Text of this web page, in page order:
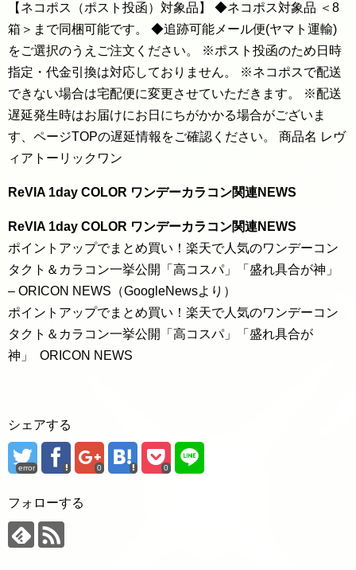
【ネコポス（ポスト投函）対象品】 ◆ネコポス対象品 ＜8
箱＞まで同梱可能です。 ◆追跡可能メール便(ヤマト運輸)
をご選択のうえご注文ください。 ※ポスト投函のため日時
指定・代金引換は対応しておりません。 ※ネコポスで配送
できない場合は宅配便に変更させていただきます。 ※配送
遅延発生時はお届けにお日にちがかかる場合がございま
す、ページTOPの遅延情報をご確認ください。 商品名 レヴ
ィアトーリックワン
ReVIA 1day COLOR ワンデーカラコン関連NEWS
ReVIA 1day COLOR ワンデーカラコン関連NEWS
ポイントアップでまとめ買い！楽天で人気のワンデーコン
タクト＆カラコン一挙公開「高コスパ」「盛れ具合が神」
– ORICON NEWS（GoogleNewsより）
ポイントアップでまとめ買い！楽天で人気のワンデーコン
タクト＆カラコン一挙公開「高コスパ」「盛れ具合が
神」 ORICON NEWS
シェアする
error 0 0
フォローする